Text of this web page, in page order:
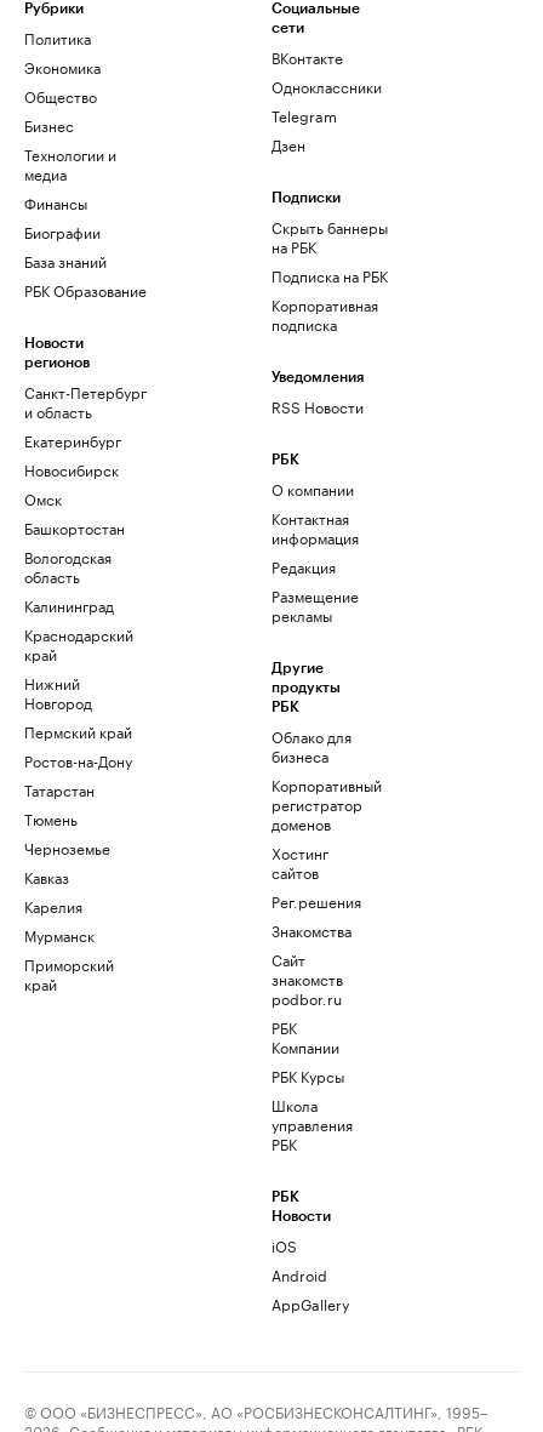
Рубрики
Политика
Экономика
Общество
Бизнес
Технологии и
медиа
Финансы
Биографии
База знаний
РБК Образование
Новости
регионов
Санкт-Петербург
и область
Екатеринбург
Новосибирск
Омск
Башкортостан
Вологодская
область
Калининград
Краснодарский
край
Нижний
Новгород
Пермский край
Ростов-на-Дону
Татарстан
Тюмень
Черноземье
Кавказ
Карелия
Мурманск
Приморский
край
Социальные
сети
ВКонтакте
Одноклассники
Telegram
Дзен
Подписки
Скрыть баннеры
на РБК
Подписка на РБК
Корпоративная
подписка
Уведомления
RSS Новости
РБК
О компании
Контактная
информация
Редакция
Размещение
рекламы
Другие
продукты
РБК
Облако для
бизнеса
Корпоративный
регистратор
доменов
Хостинг
сайтов
Рег.решения
Знакомства
Сайт
знакомств
podbor.ru
РБК
Компании
РБК Курсы
Школа
управления
РБК
РБК
Новости
iOS
Android
AppGallery
© ООО «БИЗНЕСПРЕСС», АО «РОСБИЗНЕСКОНСАЛТИНГ», 1995–